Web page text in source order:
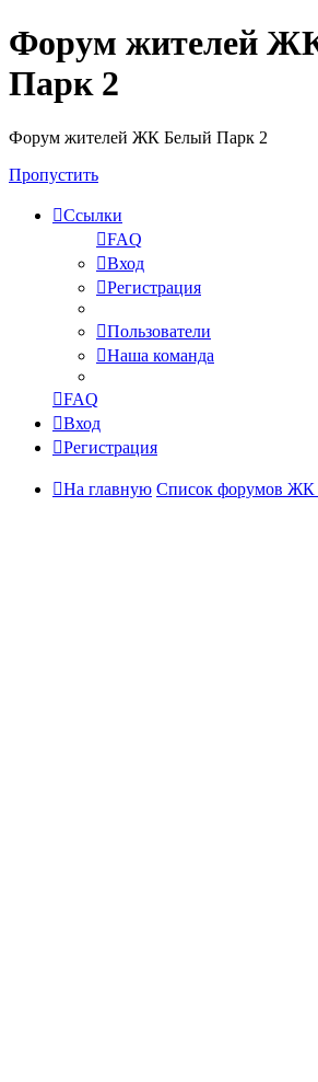
Форум жителей
Парк 2
Форум жителей ЖК Белый Парк 2
Пропустить
Ссылки
FAQ
Вход
Регистрация
Пользователи
Наша команда
FAQ
Вход
Регистрация
На главную Список форумов ЖК